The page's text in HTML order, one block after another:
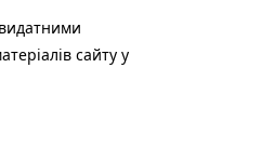
сайту у